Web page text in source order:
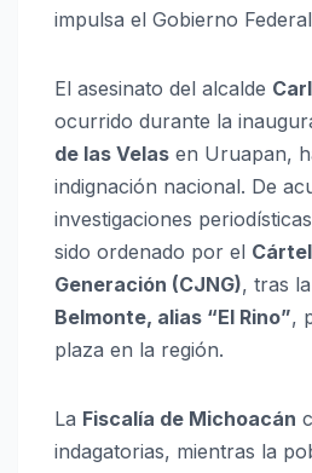
impulsa el Gobierno
El asesinato del alcalde
ocurrido durante la
de las Velas en Uruapan,
indignación nacional. De
investigaciones
sido ordenado por el
Generación (CJNG), tras
Belmonte, alias “El Rino”,
plaza en la región.
La Fiscalía de Michoacán
indagatorias, mientras la